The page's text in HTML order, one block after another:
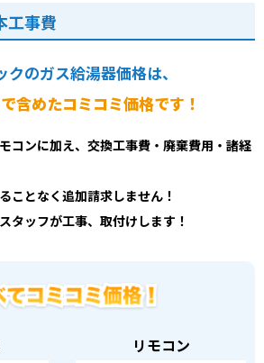
工事費
クのガス給湯器価格は、
含めたコミコミ価格です！
コンに加え、交換工事費・廃棄費用・諸経
ことなく追加請求しません！
タッフが工事、取付けします！
リモコン